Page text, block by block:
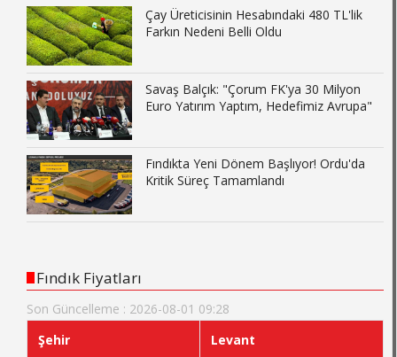
Çay Üreticisinin Hesabındaki 480 TL'lik
Farkın Nedeni Belli Oldu
Savaş Balçık: "Çorum FK'ya 30 Milyon
Euro Yatırım Yaptım, Hedefimiz Avrupa"
Fındıkta Yeni Dönem Başlıyor! Ordu'da
Kritik Süreç Tamamlandı
Fındık Fiyatları
Son Güncelleme : 2026-08-01 09:28
Şehir
Levant